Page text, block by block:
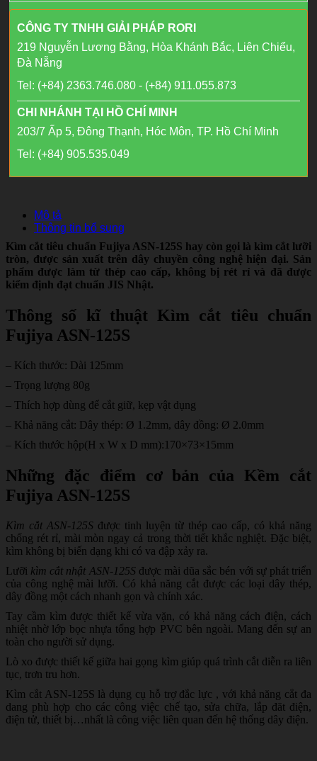
CÔNG TY TNHH GIẢI PHÁP RORI
219 Nguyễn Lương Bằng, Hòa Khánh Bắc, Liên Chiểu,
Đà Nẵng
Tel: (+84) 2363.746.080 - (+84) 911.055.873
CHI NHÁNH TẠI HỒ CHÍ MINH
203/7 Ấp 5, Đông Thạnh, Hóc Môn, TP. Hồ Chí Minh
Tel: (+84) 905.535.049
Mô tả
Thông tin bổ sung
Kìm cắt tiêu chuẩn Fujiya ASN-125S hay còn gọi là kìm cắt lưỡi
tròn, được sản xuất trên dây chuyền công nghệ hiện đại. Sản
phẩm được làm từ thép cao cấp, không bị rét rỉ và đã được
kiểm định đạt chuẩn JIS Nhật.
Thông số kĩ thuật Kìm cắt tiêu chuẩn
Fujiya ASN-125S
– Kích thước: Dài 125mm
– Trọng lượng 80g
– Thích hợp dùng để cắt giữ, kẹp vật dụng
– Khả năng cắt: Dây thép: Ø 1.2mm, dây đồng: Ø 2.0mm
– Kích thước hộp(H x W x D mm):170×73×15mm
Những đặc điểm cơ bản của Kềm cắt
Fujiya ASN-125S
Kìm cắt ASN-125S được tinh luyện từ thép cao cấp, có khả năng
chống rét rỉ, mài mòn ngay cả trong thời tiết khắc nghiệt. Đặc biệt,
kìm không bị biến dạng khi có va đập xảy ra.
Lưỡi kìm cắt nhật ASN-125S được mài dũa sắc bén với sự phát triển
của công nghệ mài lưỡi. Có khả năng cắt được các loại dây thép,
dây đồng một cách nhanh gọn và chính xác.
Tay cầm kìm được thiết kế vừa vặn, có khả năng cách điện, cách
nhiệt nhờ lớp bọc nhựa tổng hợp PVC bên ngoài. Mang đến sự an
toàn cho người sử dụng.
Lò xo được thiết kế giữa hai gọng kìm giúp quá trình cắt diễn ra liên
tục, trơn tru hơn.
Kìm cắt ASN-125S là dụng cụ hỗ trợ đắc lực , với khả năng cắt đa
dang phù hợp cho các công việc chế tạo, sửa chữa, lắp đăt điện,
điện tử, thiết bị…nhất là công việc liên quan đến hệ thống dây điện.